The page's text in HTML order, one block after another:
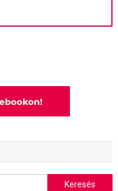
Keresés: